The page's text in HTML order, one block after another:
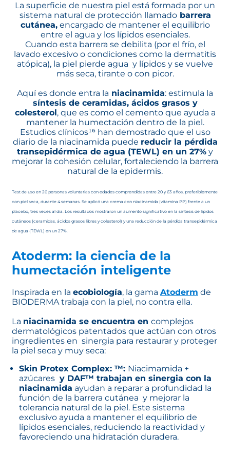
La superficie de nuestra piel está formada por un
sistema natural de protección llamadobarrera
cutánea,encargado de mantener el equilibrio
entre el agua y los lípidos esenciales.
Cuando esta barrera se debilita (por el frío, el
lavado excesivo o condiciones como la dermatitis
atópica), la piel pierde agua y lípidos y se vuelve
más seca, tirante o con picor.
Aquí es donde entra la niacinamida: estimula la
síntesis de ceramidas, ácidos grasos y
colesterol, que es como el cemento que ayuda a
mantener la humectación dentro de la piel.
Estudios clínicos¹⁶ han demostrado que el uso
diario de la niacinamida puede reducir la pérdida
transepidérmica de agua (TEWL) en un 27% y
mejorar la cohesión celular, fortaleciendo la barrera
natural de la epidermis.
Test de uso en 20 personas voluntarias con edades comprendidas entre 20 y 63 años, preferiblemente
con piel seca, durante 4 semanas. Se aplicó una crema con niacinamida (vitamina PP) frente a un
placebo, tres veces al día. Los resultados mostraron un aumento significativo en la síntesis de lípidos
cutáneos (ceramidas, ácidos grasos libres y colesterol) y una reducción de la pérdida transepidérmica
de agua (TEWL) en un 27%.
Atoderm: la ciencia de la
humectación inteligente
Inspirada en la ecobiología, la gama Atoderm de
BIODERMA trabaja con la piel, no contra ella.
La niacinamida se encuentra en complejos
dermatológicos patentados que actúan con otros
ingredientes en sinergia para restaurar y proteger
la piel seca y muy seca:
Skin Protex Complex: ™: Niacimamida +
azúcares y DAF™ trabajan en sinergia con la
niacinamida ayudan a reparar a profundidad la
función de la barrera cutánea y mejorar la
tolerancia natural de la piel. Este sistema
exclusivo ayuda a mantener el equilibrio de
lípidos esenciales, reduciendo la reactividad y
favoreciendo una hidratación duradera.